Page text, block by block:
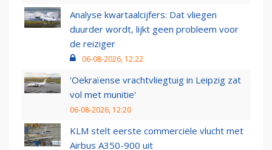
Analyse kwartaalcijfers: Dat vliegen
duurder wordt, lijkt geen probleem voor
de reiziger
06-08-2026, 12:22
'Oekraïense vrachtvliegtuig in Leipzig zat
vol met munitie'
06-08-2026, 12:20
KLM stelt eerste commerciële vlucht met
Airbus A350-900 uit